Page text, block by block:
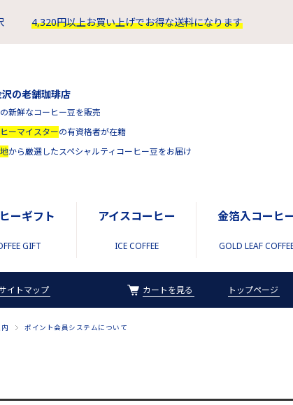
4,320円以上お買い上げでお得な送料になります
の老舗珈琲店
の新鮮なコーヒー豆を販売
ーマイスターの有資格者が在籍
から厳選したスペシャルティコーヒー豆をお届け
ーギフト
GIFT
アイスコーヒー
ICE COFFEE
金箔入コーヒ
GOLD LEAF
イトマップ カートを見る トップページ
ポイント会員システムについて